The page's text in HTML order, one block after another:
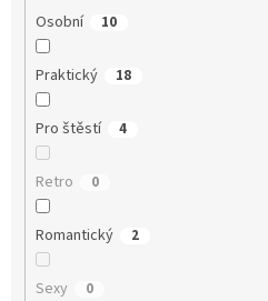
Osobní 10
Praktický 18
Pro štěstí 4
Retro 0
Romantický 2
Sexy 0